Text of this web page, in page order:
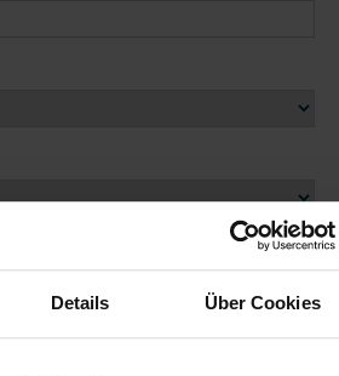
Details Über Cookies
gesamt - Bilder, Word oder PDF)